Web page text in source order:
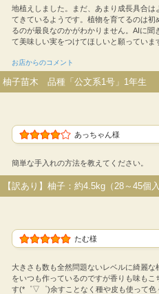
地植えしました。まだ、あまり成長具合
てきているようです。植物を育てるのは
るのが最良なのかがわかりません。AIに聞
て美味しい実をつけてほしいと願っていま
お店からのコメント
柚子苗木 品種「公文系1号」1年生
あっちゃん様
簡単な手入れの方法を教えてください。
【訳あり】柚子：約4.5kg（28～45個入
たむ様
大きさも数も全然問題ないレベルに綺麗
をいつも作っているのですが香りも味も
す(*゜▽゜)余すことなく種や皮も使って色